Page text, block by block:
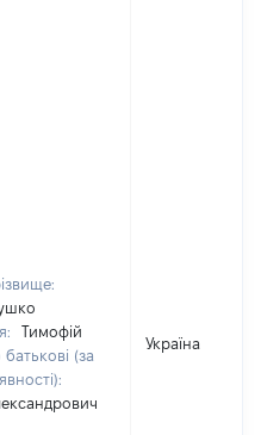
Тимофій
батькові (за
Україна